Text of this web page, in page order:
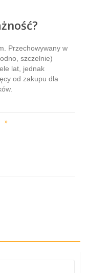
Przechowywany w
szczelnie)
lat, jednak
od zakupu dla
»